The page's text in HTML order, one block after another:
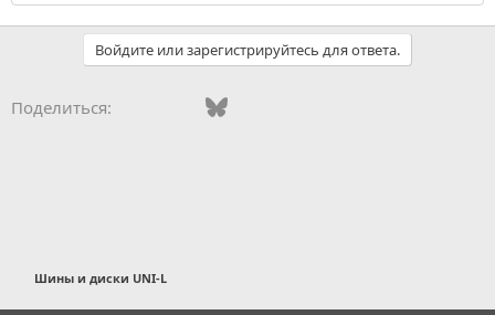
Войдите или зарегистрируйтесь для ответа.
Поделиться: Vkontakte
FacebookBluesky
Шины и диски UNI-L